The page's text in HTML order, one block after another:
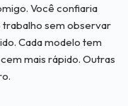
Você confiaria
trabalho sem observar
Cada modelo tem
mais rápido. Outras